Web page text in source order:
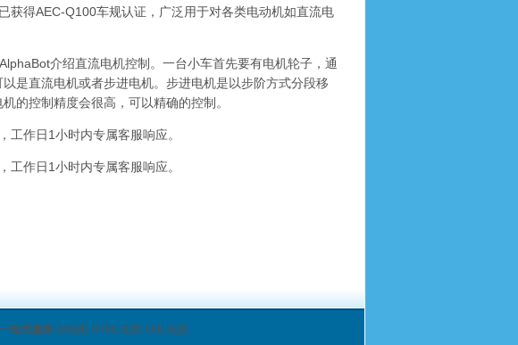
获得AEC-Q100车规认证，广泛用于对各类电动机如直流电
介绍直流电机控制。一台小车首先要有电机轮子，通
是直流电机或者步进电机。步进电机是以步阶方式分段移
的控制精度会很高，可以精确的控制。
作日1小时内专属客服响应。
作日1小时内专属客服响应。
站式服务 txt地图 HTML地图 XML地图